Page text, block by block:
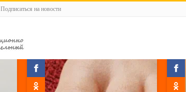
Подписаться на новости